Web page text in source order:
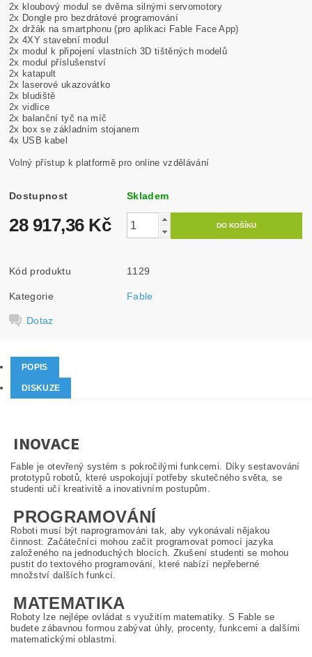
2x kloubový modul se dvěma silnými servomotory
2x Dongle pro bezdrátové programování
2x držák na smartphonu (pro aplikaci Fable Face App)
2x 4XY stavební modul
2x modul k připojení vlastních 3D tištěných modelů
2x modul příslušenství
2x katapult
2x laserové ukazovátko
2x bludiště
2x vidlice
2x balanční tyč na míč
2x box se základním stojanem
4x USB kabel
Volný přístup k platformě pro online vzdělávání
Dostupnost Skladem
28 917,36 Kč
Kód produktu 1129
Kategorie Fable
Dotaz
POPIS
DISKUZE
INOVACE
Fable je otevřený systém s pokročilými funkcemi. Díky sestavování
prototypů robotů, které uspokojují potřeby skutečného světa, se
studenti učí kreativitě a inovativním postupům.
PROGRAMOVÁNÍ
Roboti musí být naprogramováni tak, aby vykonávali nějakou
činnost. Začátečníci mohou začít programovat pomocí jazyka
založeného na jednoduchých blocích. Zkušení studenti se mohou
pustit do textového programování, které nabízí nepřeberné
množství dalších funkcí.
MATEMATIKA
Roboty lze nejlépe ovládat s využitím matematiky. S Fable se
budete zábavnou formou zabývat úhly, procenty, funkcemi a dalšími
matematickými oblastmi.